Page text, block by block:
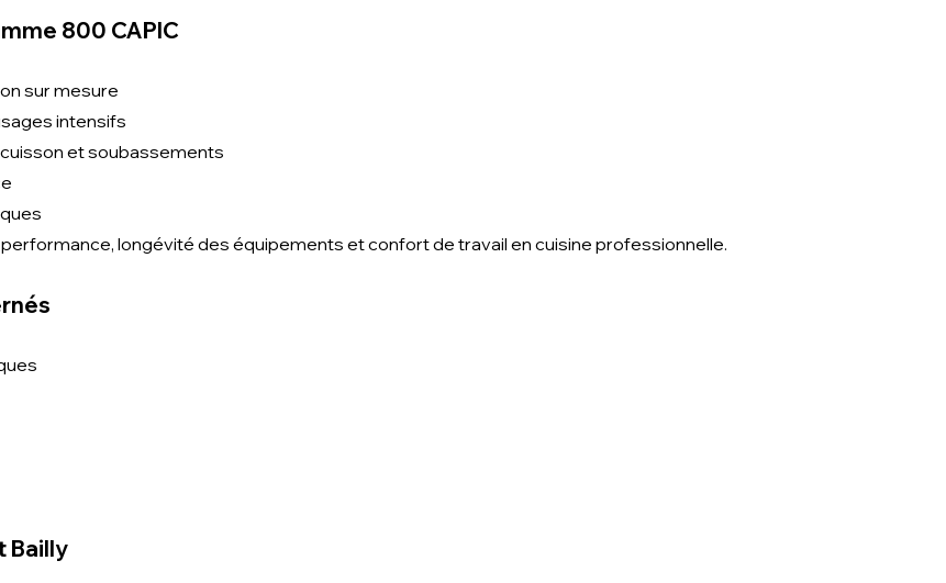
800 CAPIC
sur mesure
intensifs
et soubassements
longévité des équipements et confort de travail en cuisine professionnelle.
Bailly